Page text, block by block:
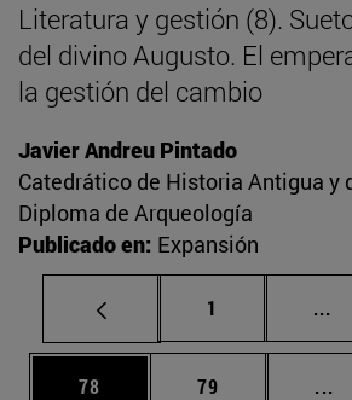
Literatura y gestión (8).
del divino Augusto. El
la gestión del cambio
Javier Andreu Pintado
Catedrático de Historia Antigua y
Diploma de Arqueología
Publicado en: Expansión
Página
1 ...
Página
78 Página
79 ...